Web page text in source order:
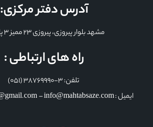
آدرس دفتر مرکزی:
مشهد بلوار پیروزی، پیروزی 23 ممیز 3 پلاک 81
راه های ارتباطی :
تلفن: 3-38769990 (051)
ایمیل : mahtabsazeh0@gmail.com – info@mahtabsaze.com